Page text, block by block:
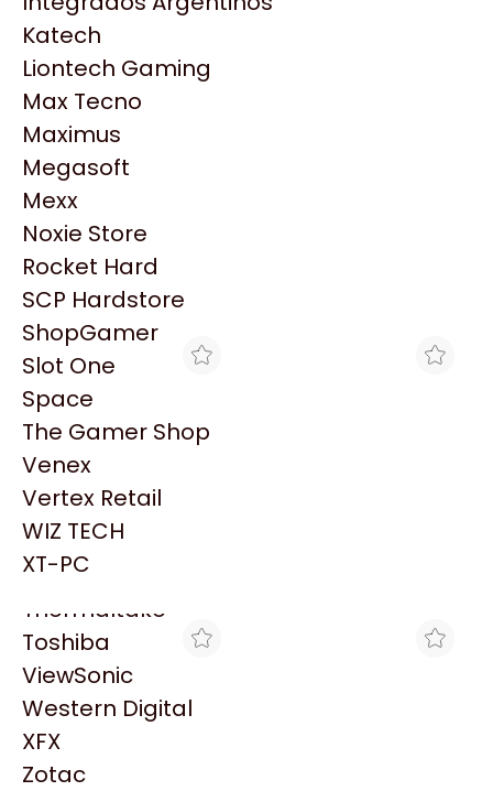
Kingston
Lenovo
Logitech
MSI
NVIDIA GeForce
NZXT
PNY
Palit
Philips
PowerColor
Razer
Redragon
Samsung
Sandisk
Sapphire
Seagate
Sentey
Solarmax
Thermaltake
Toshiba
ViewSonic
Western Digital
XFX
Zotac
Katech
Liontech Gaming
Max Tecno
Maximus
Megasoft
Mexx
Noxie Store
Rocket Hard
SCP Hardstore
ShopGamer
Slot One
Space
The Gamer Shop
Venex
Vertex Retail
WIZ TECH
XT-PC
Productos
Similares
Explorá más productos similares
BLACK
IMPRESORA TERMICA
USB+RS232+LAN
$113.790